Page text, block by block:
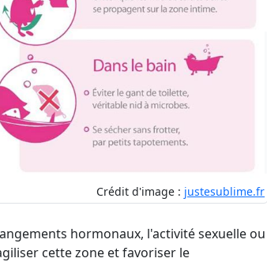
Crédit d'image : justesublime.fr
hormonaux, l'activité sexuelle ou
cette zone et favoriser le